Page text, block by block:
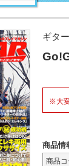
ギタ
※大
商品情
商品コ